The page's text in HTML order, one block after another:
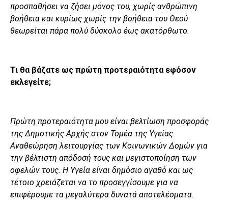
προσπαθήσει να ζήσει μόνος του, χωρίς ανθρώπινη
βοήθεια και κυρίως χωρίς την βοήθεια του Θεού
θεωρείται πάρα πολύ δύσκολο έως ακατόρθωτο.
Τι θα βάζατε ως πρώτη προτεραιότητα εφόσον
εκλεγείτε;
Πρώτη προτεραιότητα μου είναι βελτίωση προσφοράς
της Δημοτικής Αρχής στον Τομέα της Υγείας.
Αναθεώρηση λειτουργίας των Κοινωνικών Δομών για
την βέλτιστη απόδοσή τους και μεγιστοποίηση των
οφελών τους. Η Υγεία είναι δημόσιο αγαθό και ως
τέτοιο χρειάζεται να το προσεγγίσουμε για να
επιφέρουμε τα μεγαλύτερα δυνατά αποτελέσματα.